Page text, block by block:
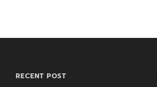
RECENT POST